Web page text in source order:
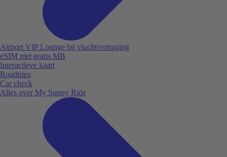
Airport VIP Lounge bij vluchtvertraging
eSIM met gratis MB
Interactieve kaart
Roadtrips
Car check
Alles over My Sunny Ride